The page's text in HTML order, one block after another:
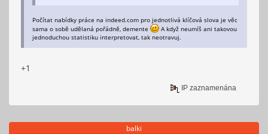
Počítat nabídky práce na indeed.com pro jednotlivá klíčová slova je věc
sama o sobě udělaná pořádně, demente
A když neumíš ani takovou
jednoduchou statistiku interpretovat, tak neotravuj.
+1
IP zaznamenána
balki